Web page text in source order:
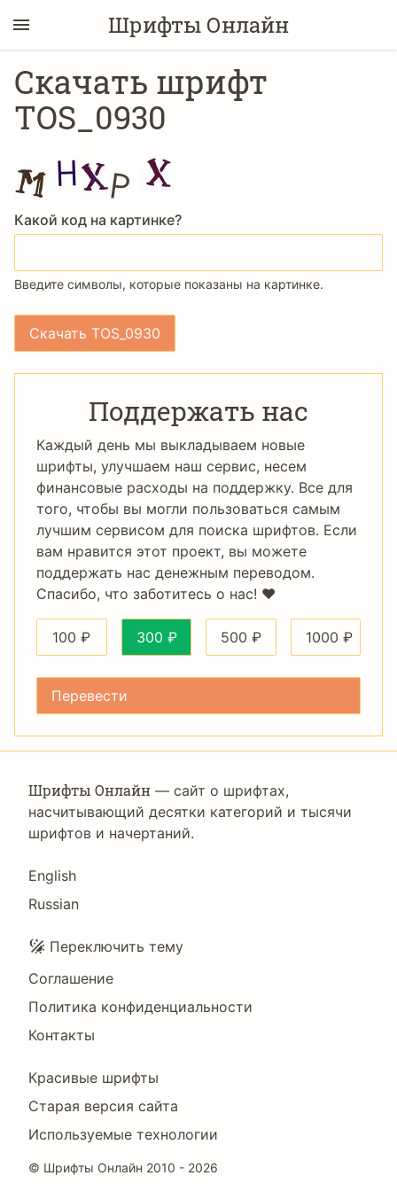
Шрифты Онлайн
Скачать шрифт
TOS_0930
Какой код на картинке?
Введите символы, которые показаны на картинке.
Поддержать нас
Каждый день мы выкладываем новые
шрифты, улучшаем наш сервис, несем
финансовые расходы на поддержку. Все для
того, чтобы вы могли пользоваться самым
лучшим сервисом для поиска шрифтов. Если
вам нравится этот проект, вы можете
поддержать нас денежным переводом.
Спасибо, что заботитесь о нас! ❤️
100 ₽ 300 ₽ 500 ₽ 1000 ₽
Шрифты Онлайн — сайт о шрифтах,
насчитывающий десятки категорий и тысячи
шрифтов и начертаний.
Language
English
Russian
Подвал
Переключить тему
Соглашение
Политика конфиденциальности
Контакты
Footer
Right
Красивые шрифты
Старая версия сайта
Используемые технологии
© Шрифты Онлайн 2010 - 2026